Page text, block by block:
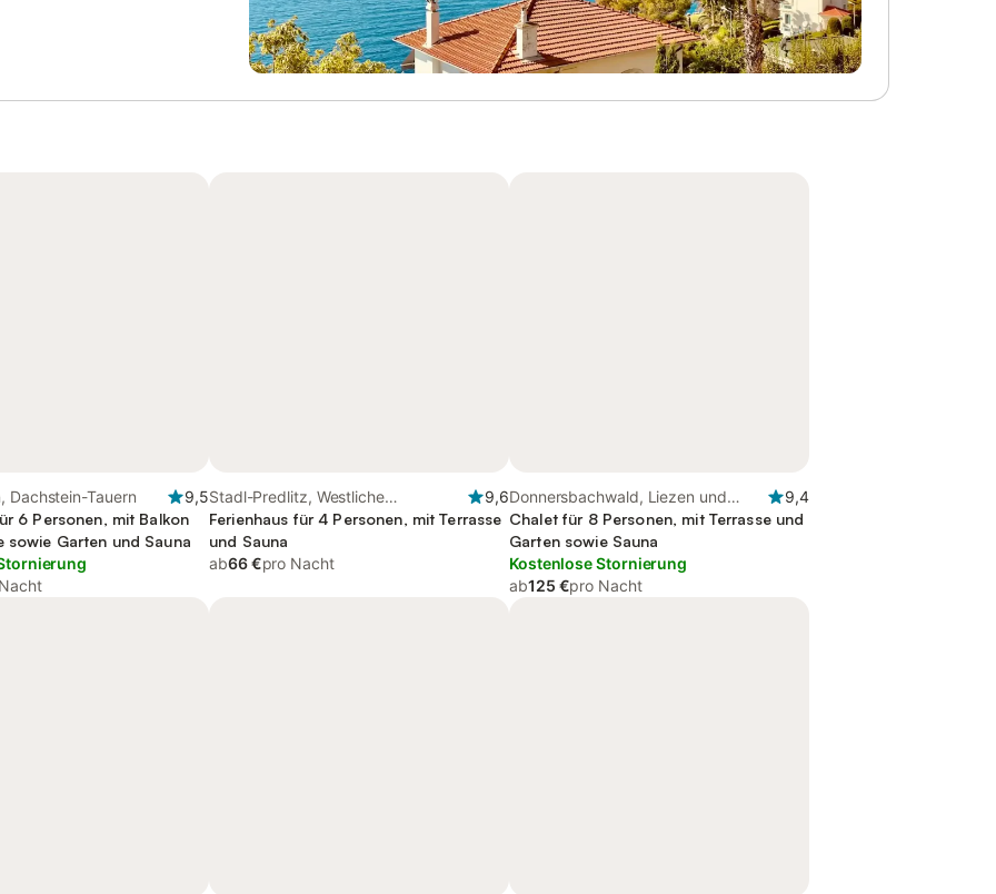
Dachstein-Tauern
9,5
6 Personen, mit Balkon
sowie Garten und Sauna
Stadl-Predlitz, Westliche
Obersteiermark
9,6
Ferienhaus für 4 Personen, mit Terrasse
und Sauna
ab66 €pro Nacht
Donnersbachwald, Liezen und
Umgebung
9,4
Chalet für 8 Personen, mit Terrasse und
Garten sowie Sauna
Kostenlose Stornierung
ab125 €pro Nacht